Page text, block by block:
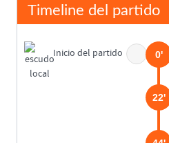
Timeline del partido
Inicio del partido 0'
22'